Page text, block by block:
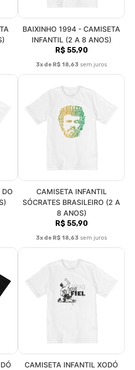
BAIXINHO 1994 - CAMISETA
INFANTIL (2 A 8 ANOS)
R$ 55,90
3x de R$ 18,63 sem juros
DO
CAMISETA INFANTIL
SÓCRATES BRASILEIRO (2 A
8 ANOS)
R$ 55,90
3x de R$ 18,63 sem juros
CAMISETA INFANTIL XODÓ